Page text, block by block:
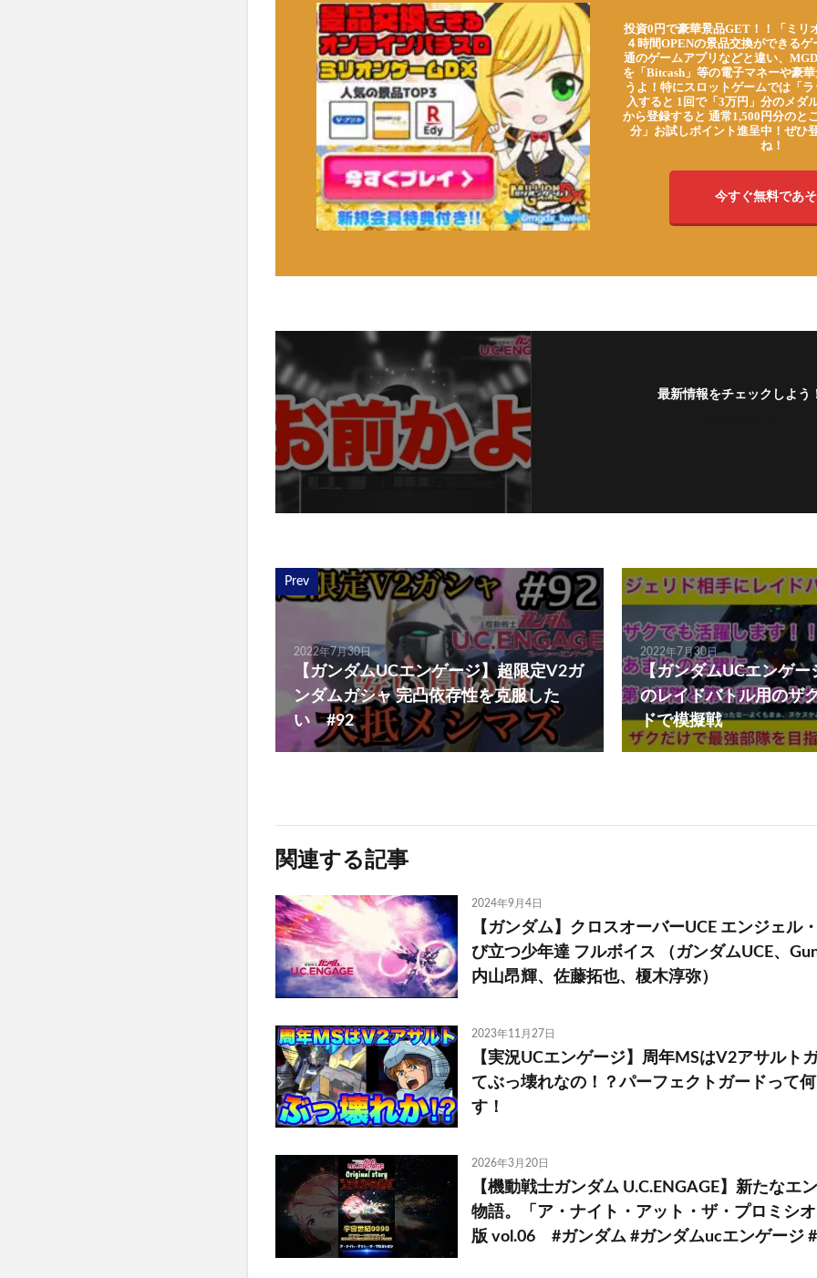
投資0円で豪華景品GET！！「ミリ
４時間OPENの景品交換ができる
通のゲームアプリなどと違い、
を「Bitcash」等の電子マネーや豪
うよ！特にスロットゲームでは「
入すると 1回で「3万円」分のメダ
から登録すると 通常1,500円分のと
分」お試しポイント進呈中！ぜひ
ね！
今すぐ無料であ
最新情報をチェックしよう
Prev
2022年7月30日
【ガンダムUCエンゲージ】超限定V2ガ
ンダムガシャ 完凸依存性を克服した
い #92
2022年7月30日
【ガンダムUCエンゲー
のレイドバトル用のザ
ドで模擬戦
関連する記事
2024年9月4日
【ガンダム】クロスオーバーUCE エンジェル
び立つ少年達 フルボイス （ガンダムUCE、
内山昂輝、佐藤拓也、榎木淳弥）
2023年11月27日
【実況UCエンゲージ】周年MSはV2アサルト
てぶっ壊れなの！？パーフェクトガードって
す！
2026年3月20日
【機動戦士ガンダム U.C.ENGAGE】新たなエ
物語。「ア・ナイト・アット・ザ・プロミシ
版 vol.06 #ガンダム #ガンダムucエンゲージ